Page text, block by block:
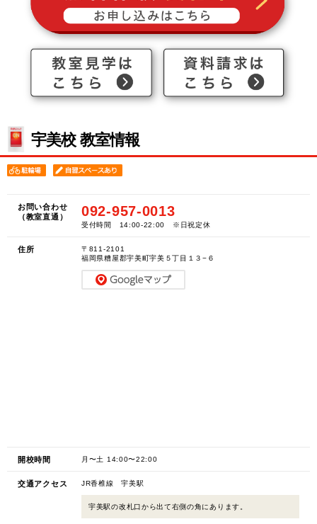
宇美校 教室情報
お問い合わせ
（教室直通）
092-957-0013
受付時間 14:00-22:00 ※日祝定休
住所
〒811-2101
福岡県糟屋郡宇美町宇美５丁目１３−６
開校時間 月〜土 14:00〜22:00
交通アクセス JR香椎線 宇美駅
宇美駅の改札口から出て右側の角にあります。